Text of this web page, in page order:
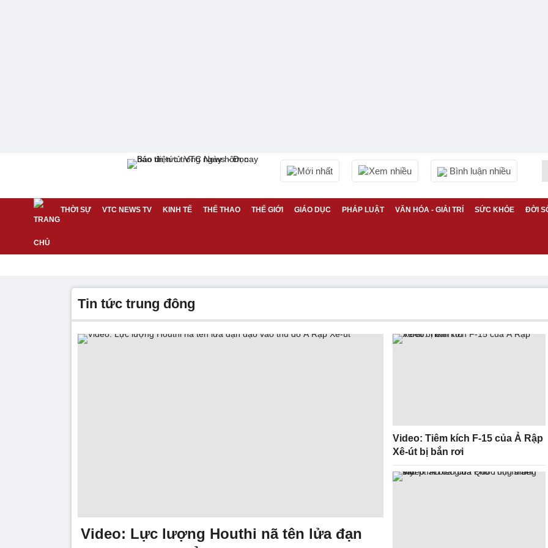
Mới nhất Xem nhiều Bình luận nhiều
THỜI SỰ VTC NEWS TV KINH TẾ THỂ THAO THẾ GIỚI GIÁO DỤC PHÁP LUẬT VĂN HÓA - GIẢI TRÍ SỨC KHỎE ĐỜI
tin tức trung đông
Video: Lực lượng Houthi nã tên lửa đạn
Video: Tiêm kích F-15 của Ả Rập
Xê-út bị bắn rơi